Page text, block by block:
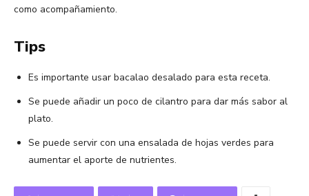
como acompañamiento.
Tips
Es importante usar bacalao desalado para esta receta.
Se puede añadir un poco de cilantro para dar más sabor al
plato.
Se puede servir con una ensalada de hojas verdes para
aumentar el aporte de nutrientes.